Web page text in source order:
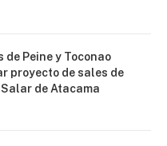
de Peine y Toconao
proyecto de sales de
de Atacama